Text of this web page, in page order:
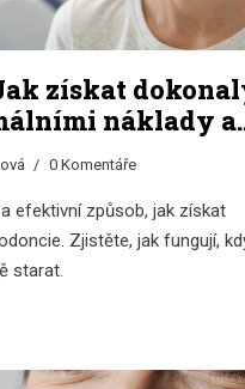
získat
náklady a
0 Komentáře
efektivní způsob, jak získat
Zjistěte, jak fungují,
starat.